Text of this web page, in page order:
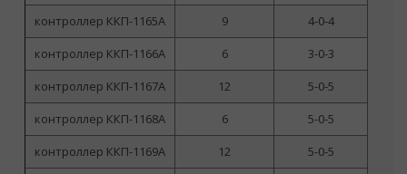
контроллер ККП-1165А
9
4-0-4
контроллер ККП-1166А
6
3-0-3
контроллер ККП-1167А
12
5-0-5
контроллер ККП-1168А
6
5-0-5
контроллер ККП-1169А
12
5-0-5